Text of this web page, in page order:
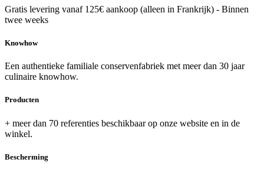
Gratis levering vanaf 125€ aankoop (alleen in Frankrijk) - Binnen
twee weeks
Knowhow
Een authentieke familiale conservenfabriek met meer dan 30 jaar
culinaire knowhow.
Producten
+ meer dan 70 referenties beschikbaar op onze website en in de
winkel.
Bescherming